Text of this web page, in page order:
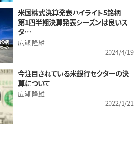
米国株式決算発表ハイライト5銘柄
第1四半期決算発表シーズンは良いス
タ…
広瀬 隆雄
2024/4/19
今注目されている米銀行セクターの決
算について
広瀬 隆雄
2022/1/21